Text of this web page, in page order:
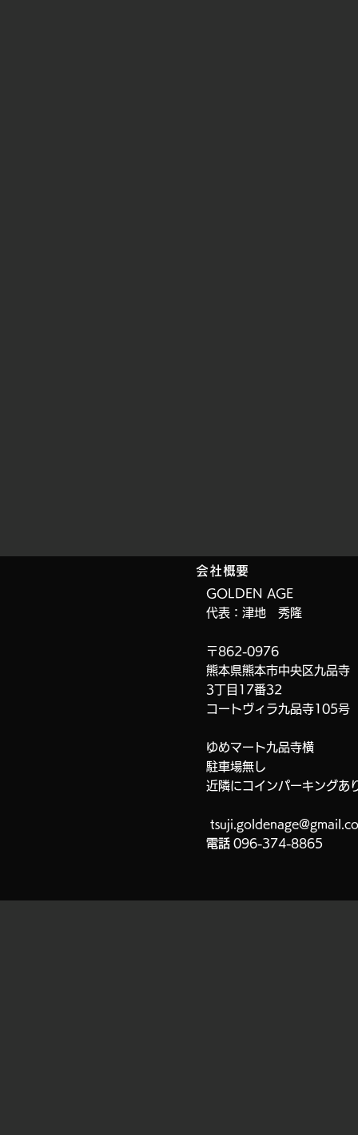
会社概要
GOLDEN AGE
代表：津地 秀隆
〒862-0976
熊本県熊本市中央区九品寺
3丁目17番32
コートヴィラ九品寺105号
ゆめマート九品寺横
​駐車場無し
近隣にコインパーキングあ
電話 096-374-8865